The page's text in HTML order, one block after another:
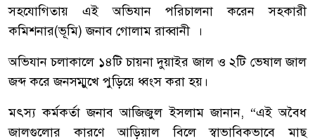
সহযোগিতায়
এই অভিযান পরিচালনা করেন
সহকারী
কমিশনার(ভূমি)জনাব গোলাম রাব্বানী
।
অভিযান চলাকালে ১৪টি চায়না দুয়াইর জাল ও ২টি ভেষাল জাল
জব্দ করে জনসম্মুখে পুড়িয়ে ধ্বংস করা হয়।
মৎস্য কর্মকর্তা জনাব আজিজুল ইসলাম জানান, “এই অবৈধ
জালগুলোর
কারণে আড়িয়াল বিলে স্বাভাবিকভাবে
মাছ